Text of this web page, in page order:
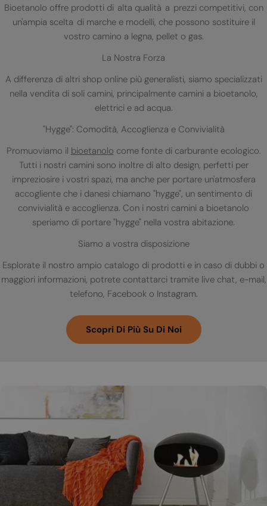
Bioetanolo offre prodotti di alta qualità a prezzi competitivi, con
un'ampia scelta di marche e modelli, che possono sostituire il
vostro camino a legna, pellet o gas.
La Nostra Forza
A differenza di altri shop online più generalisti, siamo specializzati
nella vendita di soli camini, principalmente camini a bioetanolo,
elettrici e ad acqua.
"Hygge": Comodità, Accoglienza e Convivialità
Promuoviamo il bioetanolo come fonte di carburante ecologico.
Tutti i nostri camini sono inoltre di alto design, perfetti per
impreziosire i vostri spazi, ma anche per portare un'atmosfera
accogliente che i danesi chiamano "hygge", un sentimento di
convivialità e accoglienza. Con i nostri camini a bioetanolo
speriamo di portare "hygge" nella vostra abitazione.
Siamo a vostra disposizione
Esplorate il nostro ampio catalogo di prodotti e in caso di dubbi o
maggiori informazioni, potrete contattarci tramite live chat, e-mail,
telefono, Facebook o Instagram.
Scopri Di Più Su Di Noi